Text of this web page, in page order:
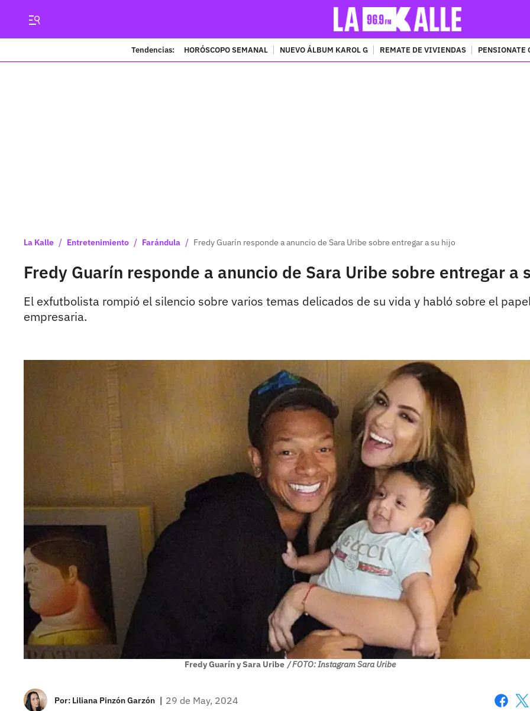
Tendencias: HORÓSCOPO SEMANAL NUEVO ÁLBUM KAROL G REMATE DE VIVIENDAS PENSIONATE
La Kalle / Entretenimiento / Farándula / Fredy Guarín responde a anuncio de Sara Uribe sobre entregar a su hijo
Fredy Guarín responde a anuncio de Sara Uribe sobre entregar a
El exfutbolista rompió el silencio sobre varios temas delicados de su vida y habló sobre el
empresaria.
Fredy Guarín y Sara Uribe / FOTO: Instagram Sara Uribe
Por: Liliana Pinzón Garzón | 29 de May, 2024